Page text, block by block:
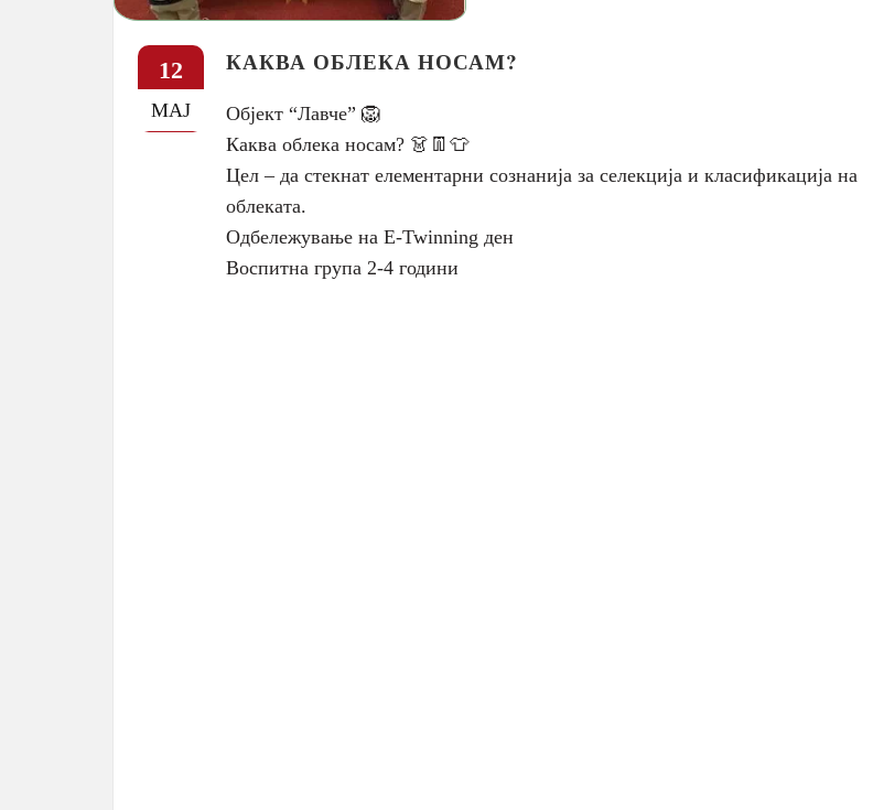
12
МАЈ
КАКВА ОБЛЕКА НОСАМ?
Објект “Лавче” 🦁
Каква облека носам? 👗👖👕
Цел – да стекнат елементарни сознанија за селекција и класификација на
облеката.
Одбележување на Е-Twinning ден
Воспитна група 2-4 години